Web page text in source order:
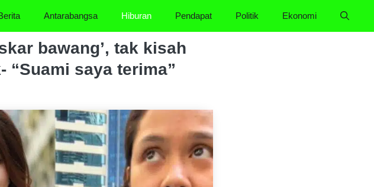
Antarabangsa Hiburan Pendapat Politik Ekonomi
bawang’, tak kisah
“Suami saya terima”